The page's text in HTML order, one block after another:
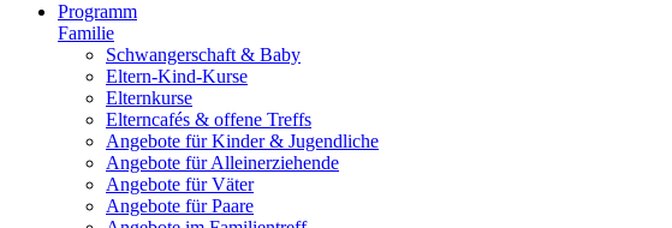
Programm
Familie
Schwangerschaft & Baby
Eltern-Kind-Kurse
Elternkurse
Elterncafés & offene Treffs
Angebote für Kinder & Jugendliche
Angebote für Alleinerziehende
Angebote für Väter
Angebote für Paare